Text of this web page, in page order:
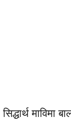
सिद्धार्थ माविमा